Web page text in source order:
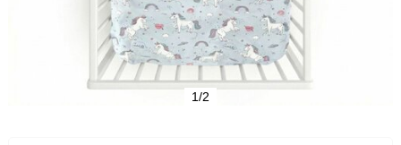
1/2